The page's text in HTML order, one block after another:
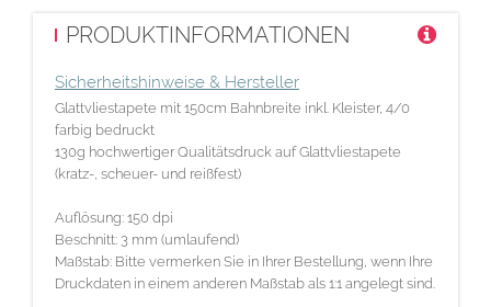
PRODUKTINFORMATIONEN
Sicherheitshinweise & Hersteller
Glattvliestapete mit 150cm Bahnbreite inkl. Kleister, 4/0
farbig bedruckt
130g hochwertiger Qualitätsdruck auf Glattvliestapete
(kratz-, scheuer- und reißfest)
Auflösung: 150 dpi
Beschnitt: 3 mm (umlaufend)
Maßstab: Bitte vermerken Sie in Ihrer Bestellung, wenn Ihre
Druckdaten in einem anderen Maßstab als 1:1 angelegt sind.